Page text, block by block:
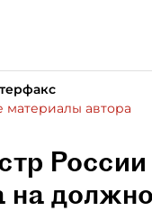
материалы автора